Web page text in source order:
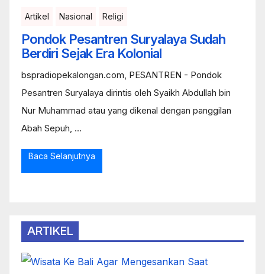
Artikel Nasional Religi
Pondok Pesantren Suryalaya Sudah
Berdiri Sejak Era Kolonial
bspradiopekalongan.com, PESANTREN - Pondok
Pesantren Suryalaya dirintis oleh Syaikh Abdullah bin
Nur Muhammad atau yang dikenal dengan panggilan
Abah Sepuh, ...
Baca Selanjutnya
ARTIKEL